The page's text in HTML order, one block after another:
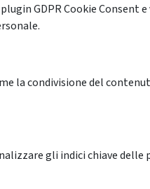
GDPR Cookie
la condivisione del
gli indici chiave